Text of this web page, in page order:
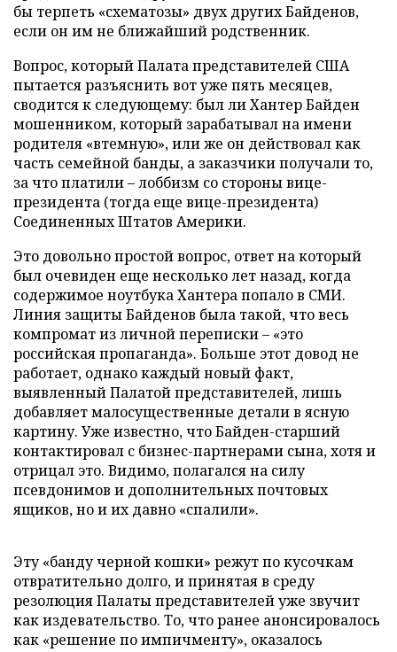
бы терпеть «схематозы» двух других Байденов,
если он им не ближайший родственник.
Вопрос, который Палата представителей США
пытается разъяснить вот уже пять месяцев,
сводится к следующему: был ли Хантер Байден
мошенником, который зарабатывал на имени
родителя «втемную», или же он действовал как
часть семейной банды, а заказчики получали то,
за что платили – лоббизм со стороны вице-
президента (тогда еще вице-президента)
Соединенных Штатов Америки.
Это довольно простой вопрос, ответ на который
был очевиден еще несколько лет назад, когда
содержимое ноутбука Хантера попало в СМИ.
Линия защиты Байденов была такой, что весь
компромат из личной переписки – «это
российская пропаганда». Больше этот довод не
работает, однако каждый новый факт,
выявленный Палатой представителей, лишь
добавляет малосущественные детали в ясную
картину. Уже известно, что Байден-старший
контактировал с бизнес-партнерами сына, хотя и
отрицал это. Видимо, полагался на силу
псевдонимов и дополнительных почтовых
ящиков, но и их давно «спалили».
Эту «банду черной кошки» режут по кусочкам
отвратительно долго, и принятая в среду
резолюция Палаты представителей уже звучит
как издевательство. То, что ранее анонсировалось
как «решение по импичменту», оказалось